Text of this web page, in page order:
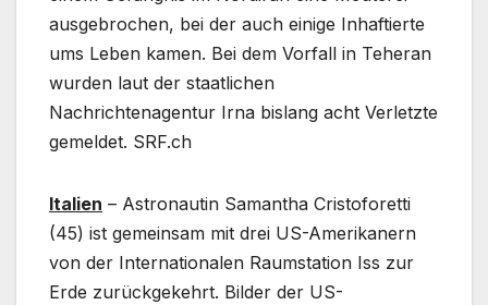
ausgebrochen, bei der auch einige Inhaftierte
ums Leben kamen. Bei dem Vorfall in Teheran
wurden laut der staatlichen
Nachrichtenagentur Irna bislang acht Verletzte
gemeldet. SRF.ch
Italien – Astronautin Samantha Cristoforetti
(45) ist gemeinsam mit drei US-Amerikanern
von der Internationalen Raumstation Iss zur
Erde zurückgekehrt. Bilder der US-